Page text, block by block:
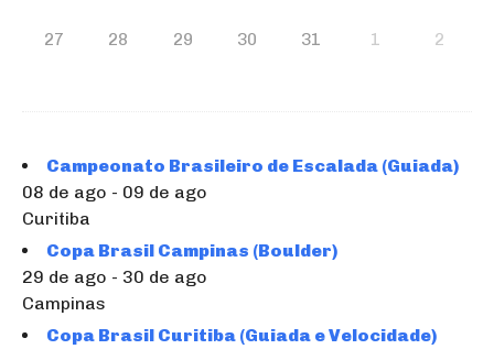
27 28 29 30 31 1 2
Campeonato Brasileiro de Escalada (Guiada)
08 de ago - 09 de ago
Curitiba
Copa Brasil Campinas (Boulder)
29 de ago - 30 de ago
Campinas
Copa Brasil Curitiba (Guiada e Velocidade)